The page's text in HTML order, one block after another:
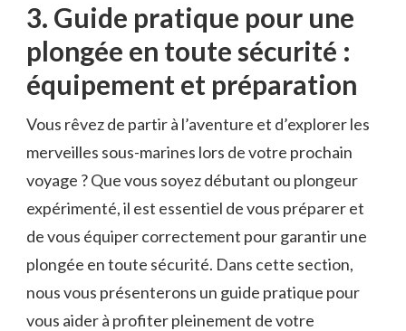
3. Guide pratique pour une⁤
plongée en toute sécurité :
équipement ⁣et préparation
Vous rêvez de partir ​à l’aventure et d’explorer les
merveilles sous-marines⁣ lors de votre prochain
‍voyage ? Que vous soyez débutant ⁤ou plongeur
expérimenté, il est essentiel de vous préparer et
de​ vous équiper correctement pour‌ garantir une
plongée ⁢en toute sécurité.​ Dans cette section,
nous vous présenterons un guide pratique​ pour
vous ⁣aider à profiter pleinement de votre